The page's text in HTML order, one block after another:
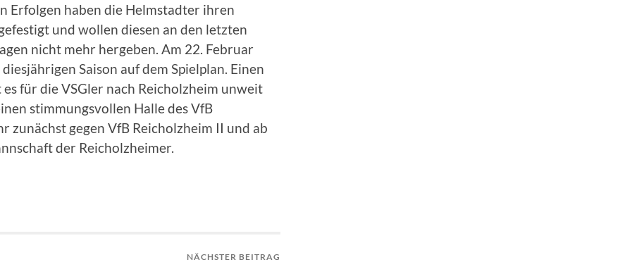
Erfolgen haben die Helmstadter ihren
und wollen diesen an den letzten
nicht mehr hergeben. Am 22. Februar
Saison auf dem Spielplan. Einen
für die VSGler nach Reicholzheim unweit
stimmungsvollen Halle des VfB
zunächst gegen VfB Reicholzheim II und ab
der Reicholzheimer.
NÄCHSTER BEITRAG